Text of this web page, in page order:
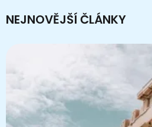
NEJNOVĚJŠÍ ČLÁNKY